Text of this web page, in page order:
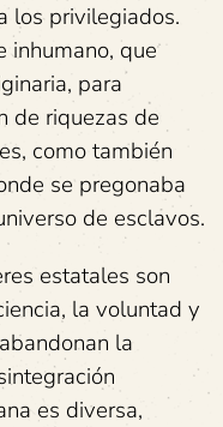
los privilegiados.
inhumano, que
para
de riquezas de
como también
se pregonaba
de esclavos.
estatales son
la voluntad y
la
es diversa,